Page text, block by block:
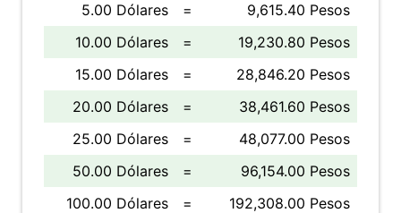
5.00 Dólares
=
9,615.40 Pesos
10.00 Dólares
=
19,230.80 Pesos
15.00 Dólares
=
28,846.20 Pesos
20.00 Dólares
=
38,461.60 Pesos
25.00 Dólares
=
48,077.00 Pesos
50.00 Dólares
=
96,154.00 Pesos
100.00 Dólares
=
192,308.00 Pesos